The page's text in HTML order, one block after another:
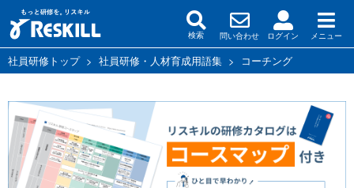
検索 問い合わせ ログイン メニュー
社員研修トップ> 社員研修・人材育成用語集 > コーチング